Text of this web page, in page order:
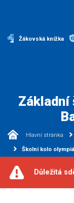
Žákovská knížka
Základní
Hlavní stránka
Školní kolo
Důležitá